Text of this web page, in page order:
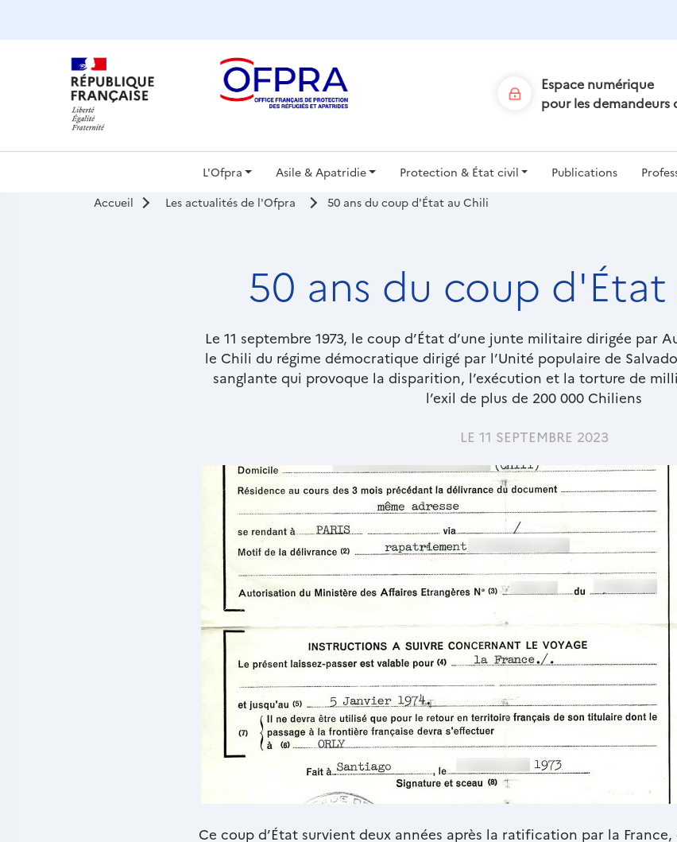
Espace numérique
pour les demandeurs
Navigation
principale
L'Ofpra Asile & Apatridie Protection & État civil Publications
Accueil
Les actualités de l'Ofpra 50 ans du coup d'État au Chili
50 ans du coup
Chapô
Le 11 septembre 1973, le coup d’État d’une junte militaire dirigée par
le Chili du régime démocratique dirigé par l’Unité populaire de
sanglante qui provoque la disparition, l’exécution et la torture de
l’exil de plus de 200 000 Chiliens
LE 11 SEPTEMBRE 2023
Paragraphes
Texte
Ce coup d’État survient deux années après la ratification par la France,